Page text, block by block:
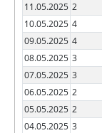
11.05.2025 2
10.05.2025 4
09.05.2025 4
08.05.2025 3
07.05.2025 3
06.05.2025 2
05.05.2025 2
04.05.2025 3